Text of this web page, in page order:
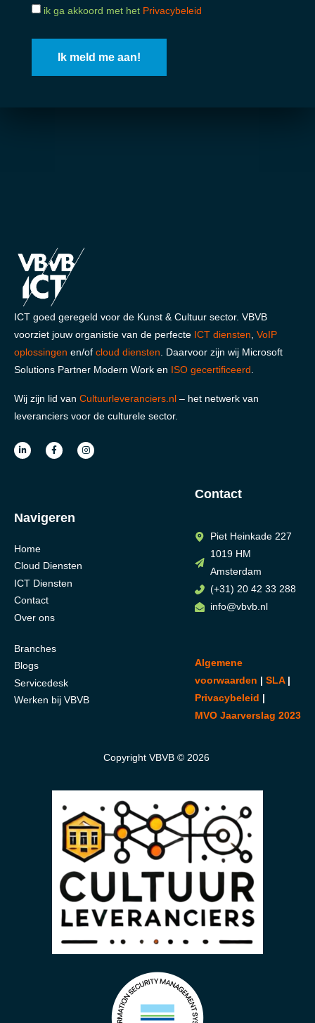
ik ga akkoord met het Privacybeleid
Ik meld me aan!
ICT goed geregeld voor de Kunst & Cultuur sector. VBVB
voorziet jouw organistie van de perfecte ICT diensten, VoIP
oplossingen en/of cloud diensten. Daarvoor zijn wij Microsoft
Solutions Partner Modern Work en ISO gecertificeerd.
Wij zijn lid van Cultuurleveranciers.nl – het netwerk van
leveranciers voor de culturele sector.
Navigeren
Home
Cloud Diensten
ICT Diensten
Contact
Over ons
Branches
Blogs
Servicedesk
Werken bij VBVB
Contact
Piet Heinkade 227
1019 HM
Amsterdam
(+31) 20 42 33 288
info@vbvb.nl
Algemene
voorwaarden | SLA |
Privacybeleid |
MVO Jaarverslag 2023
Copyright VBVB © 2026